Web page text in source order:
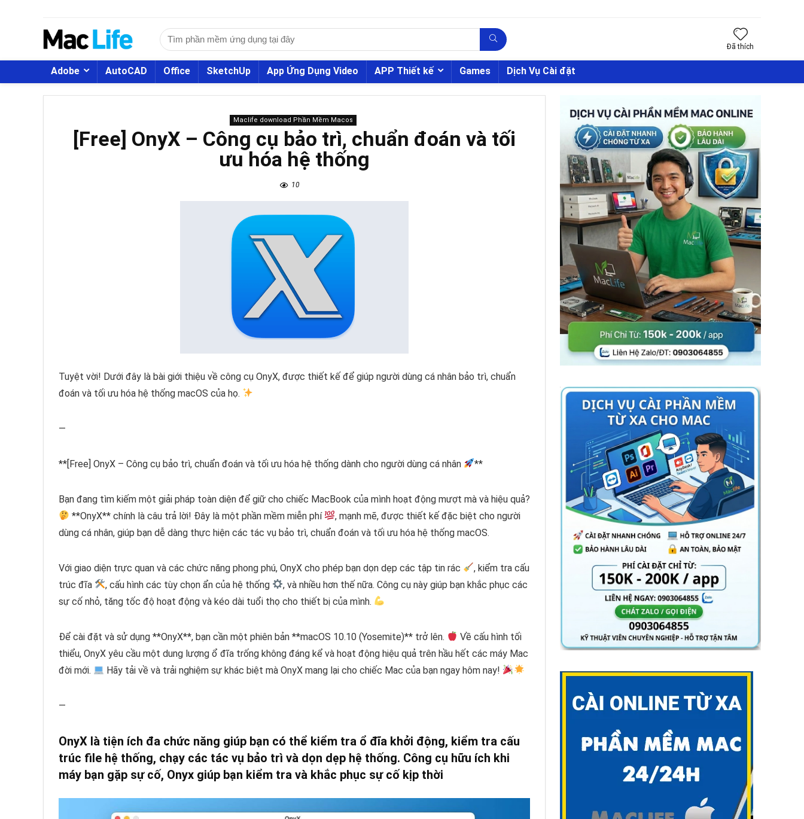
Đã thích
Adobe AutoCAD Office SketchUp App Ứng Dụng Video APP Thiết kế Games Dịch Vụ Cài đặt
Maclife download Phần Mềm Macos
[Free] OnyX – Công cụ bảo trì, chuẩn đoán và tối
ưu hóa hệ thống
10
Tuyệt vời! Dưới đây là bài giới thiệu về công cụ OnyX, được thiết kế để giúp người dùng cá nhân bảo trì, chuẩn
đoán và tối ưu hóa hệ thống macOS của họ.
—
**[Free] OnyX – Công cụ bảo trì, chuẩn đoán và tối ưu hóa hệ thống dành cho người dùng cá nhân **
Bạn đang tìm kiếm một giải pháp toàn diện để giữ cho chiếc MacBook của mình hoạt động mượt mà và hiệu quả?
**OnyX** chính là câu trả lời! Đây là một phần mềm miễn phí
, mạnh mẽ, được thiết kế đặc biệt cho người
dùng cá nhân, giúp bạn dễ dàng thực hiện các tác vụ bảo trì, chuẩn đoán và tối ưu hóa hệ thống macOS.
Với giao diện trực quan và các chức năng phong phú, OnyX cho phép bạn dọn dẹp các tập tin rác
, kiểm tra cấu
trúc đĩa
, cấu hình các tùy chọn ẩn của hệ thống
, và nhiều hơn thế nữa. Công cụ này giúp bạn khắc phục các
sự cố nhỏ, tăng tốc độ hoạt động và kéo dài tuổi thọ cho thiết bị của mình.
Để cài đặt và sử dụng **OnyX**, bạn cần một phiên bản **macOS 10.10 (Yosemite)** trở lên.
Về cấu hình tối
thiểu, OnyX yêu cầu một dung lượng ổ đĩa trống không đáng kể và hoạt động hiệu quả trên hầu hết các máy Mac
đời mới.
Hãy tải về và trải nghiệm sự khác biệt mà OnyX mang lại cho chiếc Mac của bạn ngay hôm nay!
—
OnyX là tiện ích đa chức năng giúp bạn có thể kiểm tra ổ đĩa khởi động, kiểm tra cấu
trúc file hệ thống, chạy các tác vụ bảo trì và dọn dẹp hệ thống. Công cụ hữu ích khi
máy bạn gặp sự cố, Onyx giúp bạn kiểm tra và khắc phục sự cố kịp thời